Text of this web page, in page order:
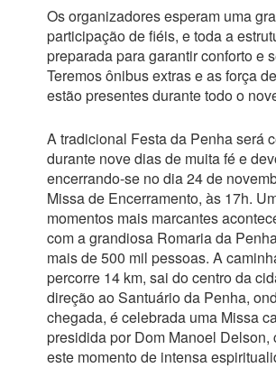
Os organizadores esperam uma
participação de fiéis, e toda a
preparada para garantir conforto e
Teremos ônibus extras e as força
estão presentes durante todo o
A tradicional Festa da Penha será
durante nove dias de muita fé e
encerrando-se no dia 24 de
Missa de Encerramento, às 17h.
momentos mais marcantes
com a grandiosa Romaria da
mais de 500 mil pessoas. A
percorre 14 km, sai do centro da
direção ao Santuário da Penha,
chegada, é celebrada uma Missa
presidida por Dom Manoel Delson,
este momento de intensa